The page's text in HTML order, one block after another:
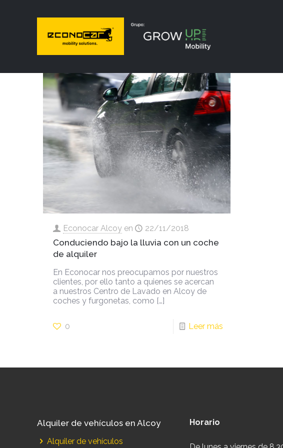
Econocar Alcoy en 22/11/2018
Conduciendo bajo la lluvia con un coche
de alquiler
En Econocar nos preocupamos por nuestros
clientes, por ello tanto a quienes se acercan
a nuestros Centro de Lavado en Alcoy de
coches y furgonetas, como […]
0 Leer más
Alquiler de vehículos en Alcoy
Alquiler de vehículos
Horario